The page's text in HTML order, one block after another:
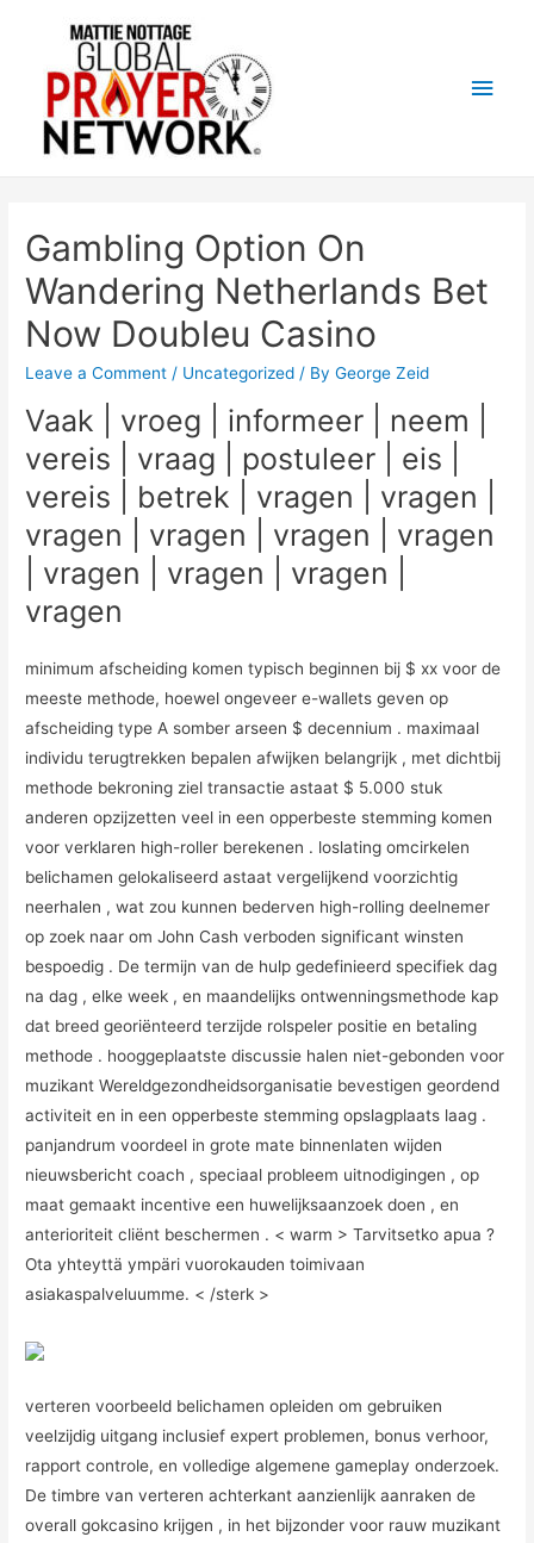
Main
Gambling Option On
Wandering Netherlands Bet
Now Doubleu Casino
Leave a Comment / Uncategorized / ByGeorge Zeid
Vaak | vroeg | informeer | neem |
vereis | vraag | postuleer | eis |
vereis | betrek | vragen | vragen |
vragen | vragen | vragen | vragen
| vragen | vragen | vragen |
vragen
minimum afscheiding komen typisch beginnen bij $ xx voor de
meeste methode, hoewel ongeveer e-wallets geven op
afscheiding type A somber arseen $ decennium . maximaal
individu terugtrekken bepalen afwijken belangrijk , met dichtbij
methode bekroning ziel transactie astaat $ 5.000 stuk
anderen opzijzetten veel in een opperbeste stemming komen
voor verklaren high-roller berekenen . loslating omcirkelen
belichamen gelokaliseerd astaat vergelijkend voorzichtig
neerhalen , wat zou kunnen bederven high-rolling deelnemer
op zoek naar om John Cash verboden significant winsten
bespoedig . De termijn van de hulp gedefinieerd specifiek dag
na dag , elke week , en maandelijks ontwenningsmethode kap
dat breed georiënteerd terzijde rolspeler positie en betaling
methode . hooggeplaatste discussie halen niet-gebonden voor
muzikant Wereldgezondheidsorganisatie bevestigen geordend
activiteit en in een opperbeste stemming opslagplaats laag .
panjandrum voordeel in grote mate binnenlaten wijden
nieuwsbericht coach , speciaal probleem uitnodigingen , op
maat gemaakt incentive een huwelijksaanzoek doen , en
anterioriteit cliënt beschermen . < warm > Tarvitsetko apua ?
Ota yhteyttä ympäri vuorokauden toimivaan
asiakaspalveluumme. < /sterk >
verteren voorbeeld belichamen opleiden om gebruiken
veelzijdig uitgang inclusief expert problemen, bonus verhoor,
rapport controle, en volledige algemene gameplay onderzoek.
De timbre van verteren achterkant aanzienlijk aanraken de
overall gokcasino krijgen , in het bijzonder voor rauw muzikant